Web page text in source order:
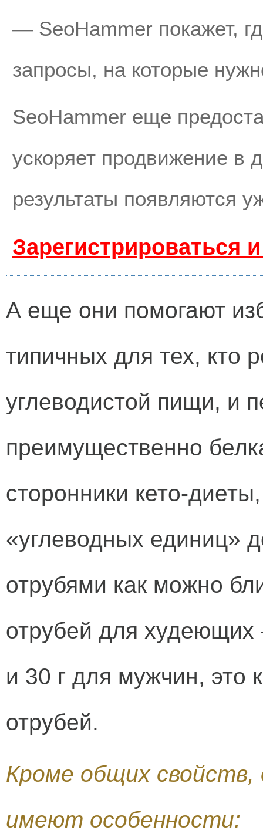
— SeoHammer покажет,
запросы, на которые
SeoHammer еще
ускоряет продвижение в
результаты появляются
Зарегистрироваться
А еще они помогают
типичных для тех, кто
углеводистой пищи, и
преимущественно
сторонники кето-
«углеводных единиц»
отрубями как можно
отрубей для
и 30 г для мужчин, это
отрубей.
Кроме общих
имеют особенности: